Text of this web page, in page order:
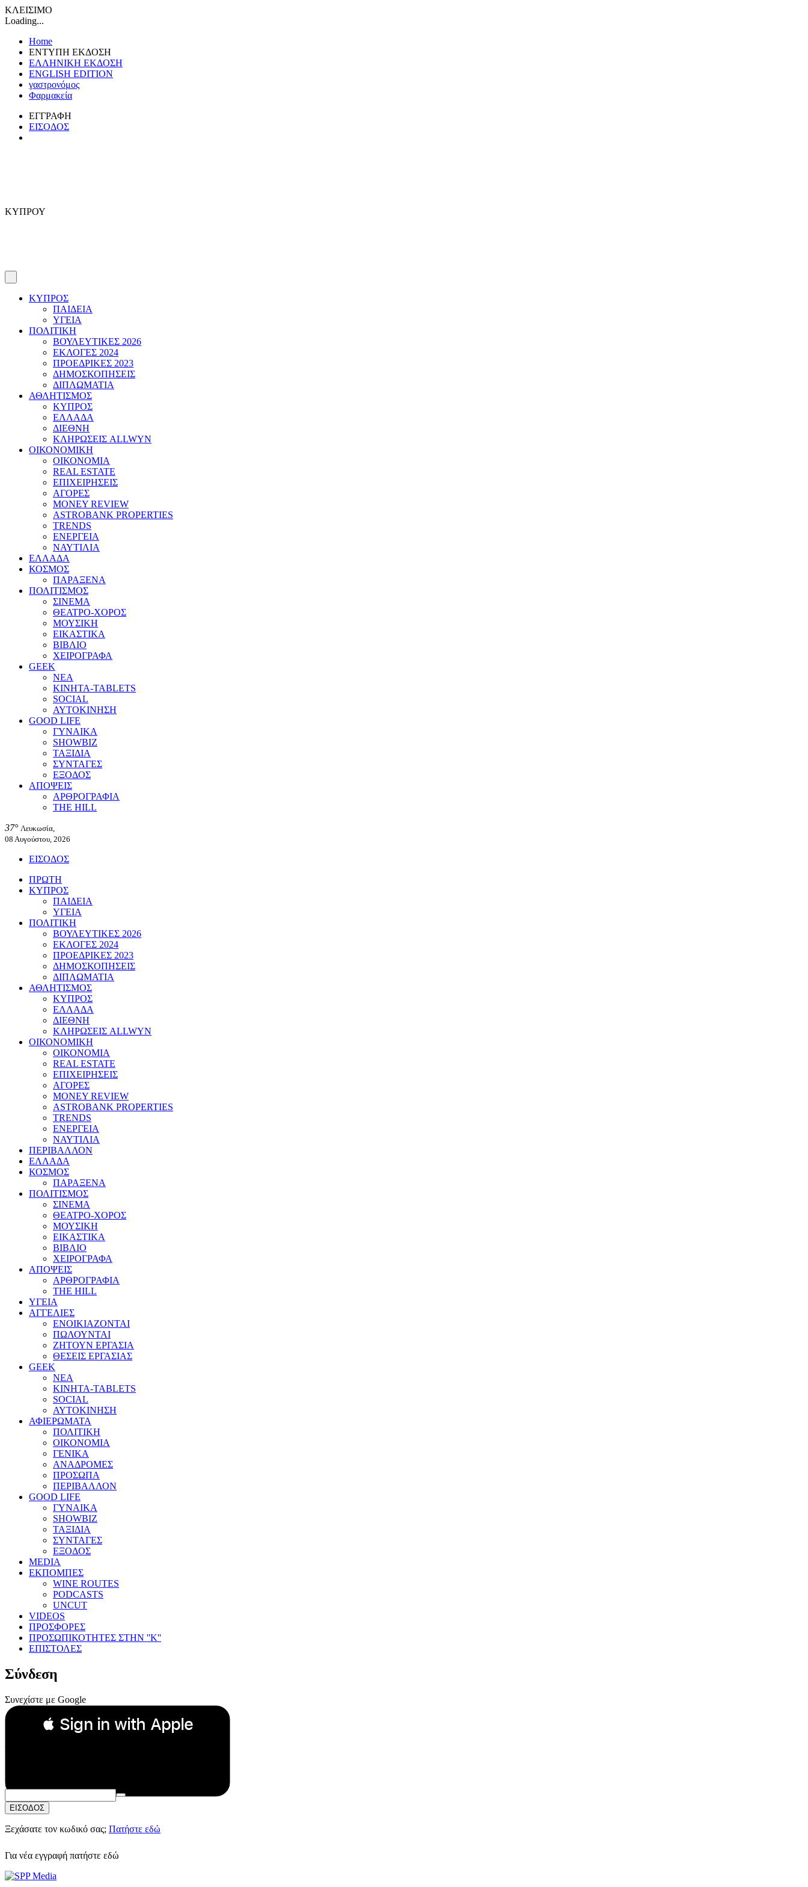
ΚΛΕΙΣΙΜΟ
Loading...
Home
ΕΝΤΥΠΗ ΕΚΔΟΣΗ
ΕΛΛΗΝΙΚΗ ΕΚΔΟΣΗ
ENGLISH EDITION
γαστρονόμος
Φαρμακεία
ΕΓΓΡΑΦΗ
ΕΙΣΟΔΟΣ
ΚΥΠΡΟΥ
ΚΥΠΡΟΣ
ΠΑΙΔΕΙΑ
ΥΓΕΙΑ
ΠΟΛΙΤΙΚΗ
ΒΟΥΛΕΥΤΙΚΕΣ 2026
ΕΚΛΟΓΕΣ 2024
ΠΡΟΕΔΡΙΚΕΣ 2023
ΔΗΜΟΣΚΟΠΗΣΕΙΣ
ΔΙΠΛΩΜΑΤΙΑ
ΑΘΛΗΤΙΣΜΟΣ
ΚΥΠΡΟΣ
ΕΛΛΑΔΑ
ΔΙΕΘΝΗ
ΚΛΗΡΩΣΕΙΣ ALLWYN
ΟΙΚΟΝΟΜΙΚΗ
ΟΙΚΟΝΟΜΙΑ
REAL ESTATE
ΕΠΙΧΕΙΡΗΣΕΙΣ
ΑΓΟΡΕΣ
MONEY REVIEW
ASTROBANK PROPERTIES
TRENDS
ΕΝΕΡΓΕΙΑ
ΝΑΥΤΙΛΙΑ
ΕΛΛΑΔΑ
ΚΟΣΜΟΣ
ΠΑΡΑΞΕΝΑ
ΠΟΛΙΤΙΣΜΟΣ
ΣΙΝΕΜΑ
ΘΕΑΤΡΟ-ΧΟΡΟΣ
ΜΟΥΣΙΚΗ
ΕΙΚΑΣΤΙΚΑ
ΒΙΒΛΙΟ
ΧΕΙΡΟΓΡΑΦΑ
GEEK
ΝΕΑ
ΚΙΝΗΤΑ-TABLETS
SOCIAL
ΑΥΤΟΚΙΝΗΣΗ
GOOD LIFE
ΓΥΝΑΙΚΑ
SHOWBIZ
ΤΑΞΙΔΙΑ
ΣΥΝΤΑΓΕΣ
ΕΞΟΔΟΣ
ΑΠΟΨΕΙΣ
ΑΡΘΡΟΓΡΑΦΙΑ
THE HILL
37° Λευκωσία,
08 Αυγούστου, 2026
ΕΙΣΟΔΟΣ
ΠΡΩΤΗ
ΚΥΠΡΟΣ
ΠΑΙΔΕΙΑ
ΥΓΕΙΑ
ΠΟΛΙΤΙΚΗ
ΒΟΥΛΕΥΤΙΚΕΣ 2026
ΕΚΛΟΓΕΣ 2024
ΠΡΟΕΔΡΙΚΕΣ 2023
ΔΗΜΟΣΚΟΠΗΣΕΙΣ
ΔΙΠΛΩΜΑΤΙΑ
ΑΘΛΗΤΙΣΜΟΣ
ΚΥΠΡΟΣ
ΕΛΛΑΔΑ
ΔΙΕΘΝΗ
ΚΛΗΡΩΣΕΙΣ ALLWYN
ΟΙΚΟΝΟΜΙΚΗ
ΟΙΚΟΝΟΜΙΑ
REAL ESTATE
ΕΠΙΧΕΙΡΗΣΕΙΣ
ΑΓΟΡΕΣ
MONEY REVIEW
ASTROBANK PROPERTIES
TRENDS
ΕΝΕΡΓΕΙΑ
ΝΑΥΤΙΛΙΑ
ΠΕΡΙΒΑΛΛΟΝ
ΕΛΛΑΔΑ
ΚΟΣΜΟΣ
ΠΑΡΑΞΕΝΑ
ΠΟΛΙΤΙΣΜΟΣ
ΣΙΝΕΜΑ
ΘΕΑΤΡΟ-ΧΟΡΟΣ
ΜΟΥΣΙΚΗ
ΕΙΚΑΣΤΙΚΑ
ΒΙΒΛΙΟ
ΧΕΙΡΟΓΡΑΦΑ
ΑΠΟΨΕΙΣ
ΑΡΘΡΟΓΡΑΦΙΑ
THE HILL
ΥΓΕΙΑ
ΑΓΓΕΛΙΕΣ
ΕΝΟΙΚΙΑΖΟΝΤΑΙ
ΠΩΛΟΥΝΤΑΙ
ΖΗΤΟΥΝ ΕΡΓΑΣΙΑ
ΘΕΣΕΙΣ ΕΡΓΑΣΙΑΣ
GEEK
ΝΕΑ
ΚΙΝΗΤΑ-TABLETS
SOCIAL
ΑΥΤΟΚΙΝΗΣΗ
ΑΦΙΕΡΩΜΑΤΑ
ΠΟΛΙΤΙΚΗ
ΟΙΚΟΝΟΜΙΑ
ΓΕΝΙΚΑ
ΑΝΑΔΡΟΜΕΣ
ΠΡΟΣΩΠΑ
ΠΕΡΙΒΑΛΛΟΝ
GOOD LIFE
ΓΥΝΑΙΚΑ
SHOWBIZ
ΤΑΞΙΔΙΑ
ΣΥΝΤΑΓΕΣ
ΕΞΟΔΟΣ
MEDIA
ΕΚΠΟΜΠΕΣ
WINE ROUTES
PODCASTS
UNCUT
VIDEOS
ΠΡΟΣΦΟΡΕΣ
ΠΡΟΣΩΠΙΚΟΤΗΤΕΣ ΣΤΗΝ ''Κ''
ΕΠΙΣΤΟΛΕΣ
Σύνδεση
Συνεχίστε με Google
 Sign in with Apple
Συνεχίστε με Apple
ή
Email:
Κωδικός Πρόσβασης:
ΕΙΣΟΔΟΣ
Ξεχάσατε τον κωδικό σας; Πατήστε εδώ
Για νέα εγγραφή πατήστε εδώ